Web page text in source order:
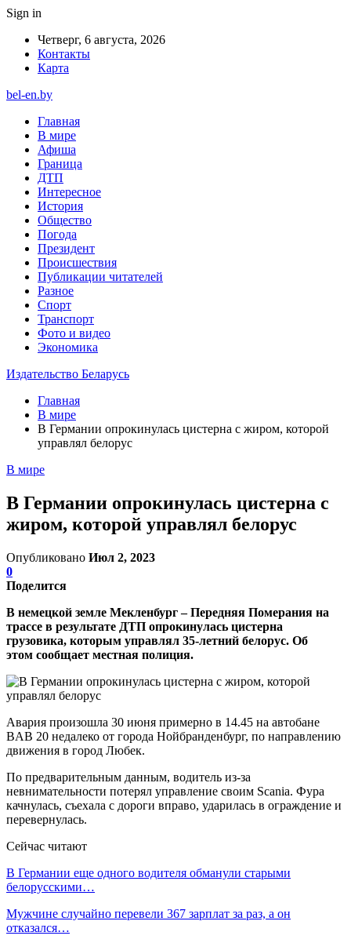
Sign in
Четверг, 6 августа, 2026
Контакты
Карта
bel-en.by
Главная
В мире
Афиша
Граница
ДТП
Интересное
История
Общество
Погода
Президент
Происшествия
Публикации читателей
Разное
Спорт
Транспорт
Фото и видео
Экономика
Издательство Беларусь
Главная
В мире
В Германии опрокинулась цистерна с жиром, которой
управлял белорус
В мире
В Германии опрокинулась цистерна с
жиром, которой управлял белорус
Опубликовано Июл 2, 2023
0
Поделится
В немецкой земле Мекленбург – Передняя Померания на
трассе в результате ДТП опрокинулась цистерна
грузовика, которым управлял 35-летний белорус. Об
этом сообщает местная полиция.
Авария произошла 30 июня примерно в 14.45 на автобане
BAB 20 недалеко от города Нойбранденбург, по направлению
движения в город Любек.
По предварительным данным, водитель из-за
невнимательности потерял управление своим Scania. Фура
качнулась, съехала с дороги вправо, ударилась в ограждение и
перевернулась.
Сейчас читают
В Германии еще одного водителя обманули старыми
белорусскими…
Мужчине случайно перевели 367 зарплат за раз, а он
отказался…